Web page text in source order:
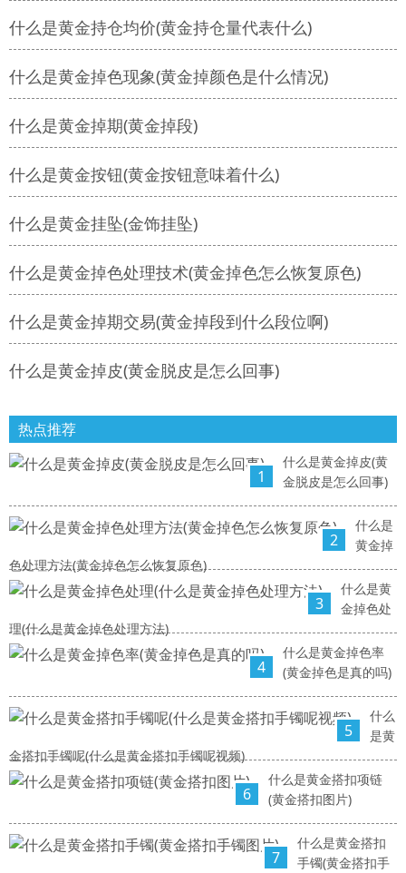
什么是黄金持仓均价(黄金持仓量代表什么)
什么是黄金掉色现象(黄金掉颜色是什么情况)
什么是黄金掉期(黄金掉段)
什么是黄金按钮(黄金按钮意味着什么)
什么是黄金挂坠(金饰挂坠)
什么是黄金掉色处理技术(黄金掉色怎么恢复原色)
什么是黄金掉期交易(黄金掉段到什么段位啊)
什么是黄金掉皮(黄金脱皮是怎么回事)
热点推荐
1
什么是黄金掉皮(黄
金脱皮是怎么回事)
2
什么是
黄金掉
色处理方法(黄金掉色怎么恢复原色)
3
什么是黄
金掉色处
理(什么是黄金掉色处理方法)
4
什么是黄金掉色率
(黄金掉色是真的吗)
5
什么
是黄
金搭扣手镯呢(什么是黄金搭扣手镯呢视频)
6
什么是黄金搭扣项链
(黄金搭扣图片)
7
什么是黄金搭扣
手镯(黄金搭扣手